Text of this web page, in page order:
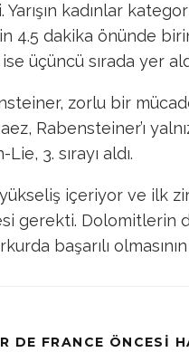
kadınlar
4.5 dakika önünde
üçüncü sırada yer
zorlu bir
Rabensteiner’ı
3. sırayı aldı.
içeriyor ve ilk
gerekti. Dolomitlerin
başarılı olmasının
DE FRANCE ÖNCESI